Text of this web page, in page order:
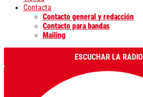
Contacta
Contacto general y redacción
Contacto para bandas
Mailing
ESCUCHAR LA RADIO